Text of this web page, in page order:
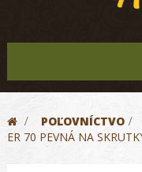
> POĽOVNÍCTVO >
ER 70 PEVNÁ NA